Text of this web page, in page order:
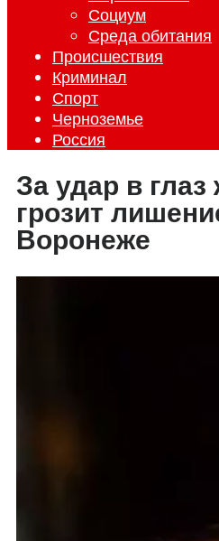
Социум
Среда обитания
Происшествия
Криминал
Спорт
Черноземье
Россия
За удар в
грозит
Воронеже